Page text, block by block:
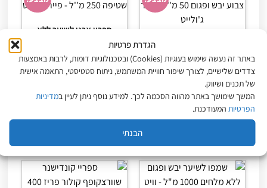
הגדרת פרטיות
באתר זה נעשה שימוש בעוגיות (Cookies) ובטכנולוגיות דומות, לרבות באמצעות
צדדים שלישיים, לצורך שיפור חוויית המשתמש, ניתוח סטטיסטי, התאמה אישית
של תכנים ושיווק.
המשך שימושך באתר מהווה הסכמה לכך. למידע נוסף ניתן לעיין במדיניות
הפרטיותהמעודכנת.
הבנתי
צבוע יבש ופגום 50 מ"ל –
פייר ג'ולייט
95
75
מחיר ל-100 מ״ל:
הוספה לסל
ספריי ארגן לשיער ללא
₪70
₪56